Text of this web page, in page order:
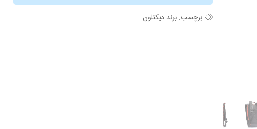
برچسب:برند دیکتلون